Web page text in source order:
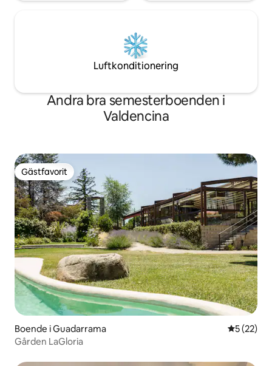
Luftkonditionering
Andra bra semesterboenden i
Valdencina
Gästfavorit
Gästfavorit
Boende i Guadarrama 5 av 5 i
5 (22)
Gården LaGloria